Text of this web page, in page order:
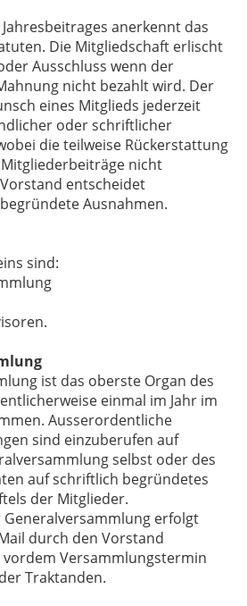
anerkennt das
Die Mitgliedschaft erlischt
Ausschluss wenn der
nicht bezahlt wird. Der
eines Mitglieds jederzeit
oder schriftlicher
die teilweise Rückerstattung
nicht
entscheidet
Ausnahmen.
sind:
ist das oberste Organ des
einmal im Jahr im
Ausserordentliche
sind einzuberufen auf
selbst oder des
auf schriftlich begründetes
der Mitglieder.
erfolgt
durch den Vorstand
vordem Versammlungstermin
Traktanden.